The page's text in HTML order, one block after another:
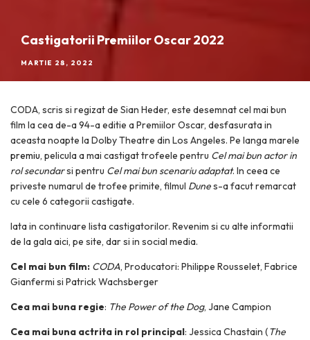
Castigatorii Premiilor Oscar 2022
MARTIE 28, 2022
CODA, scris si regizat de Sian Heder, este desemnat cel mai bun
film la cea de-a 94-a editie a Premiilor Oscar, desfasurata in
aceasta noapte la Dolby Theatre din Los Angeles. Pe langa marele
premiu, pelicula a mai castigat trofeele pentru Cel mai bun actor in
rol secundarsi pentru Cel mai bun scenariu adaptat. In ceea ce
priveste numarul de trofee primite, filmul Dunes-a facut remarcat
cu cele 6 categorii castigate.
Iata in continuare lista castigatorilor. Revenim si cu alte informatii
de la gala aici, pe site, dar si in social media.
Cel mai bun film: CODA, Producatori: Philippe Rousselet, Fabrice
Gianfermi si Patrick Wachsberger
Cea mai buna regie: The Power of the Dog, Jane Campion
Cea mai buna actrita in rol principal: Jessica Chastain (The